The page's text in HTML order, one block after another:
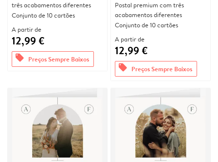
três acabamentos diferentes
Conjunto de 10 cartões
A partir de
12,99 €
offers Preços Sempre Baixos
Postal premium com três
acabamentos diferentes
Conjunto de 10 cartões
A partir de
12,99 €
offers Preços Sempre Baixos